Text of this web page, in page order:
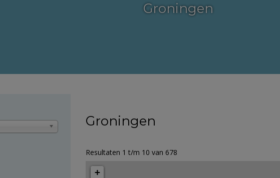
Groningen
Groningen
Resultaten 1 t/m 10 van 678
+